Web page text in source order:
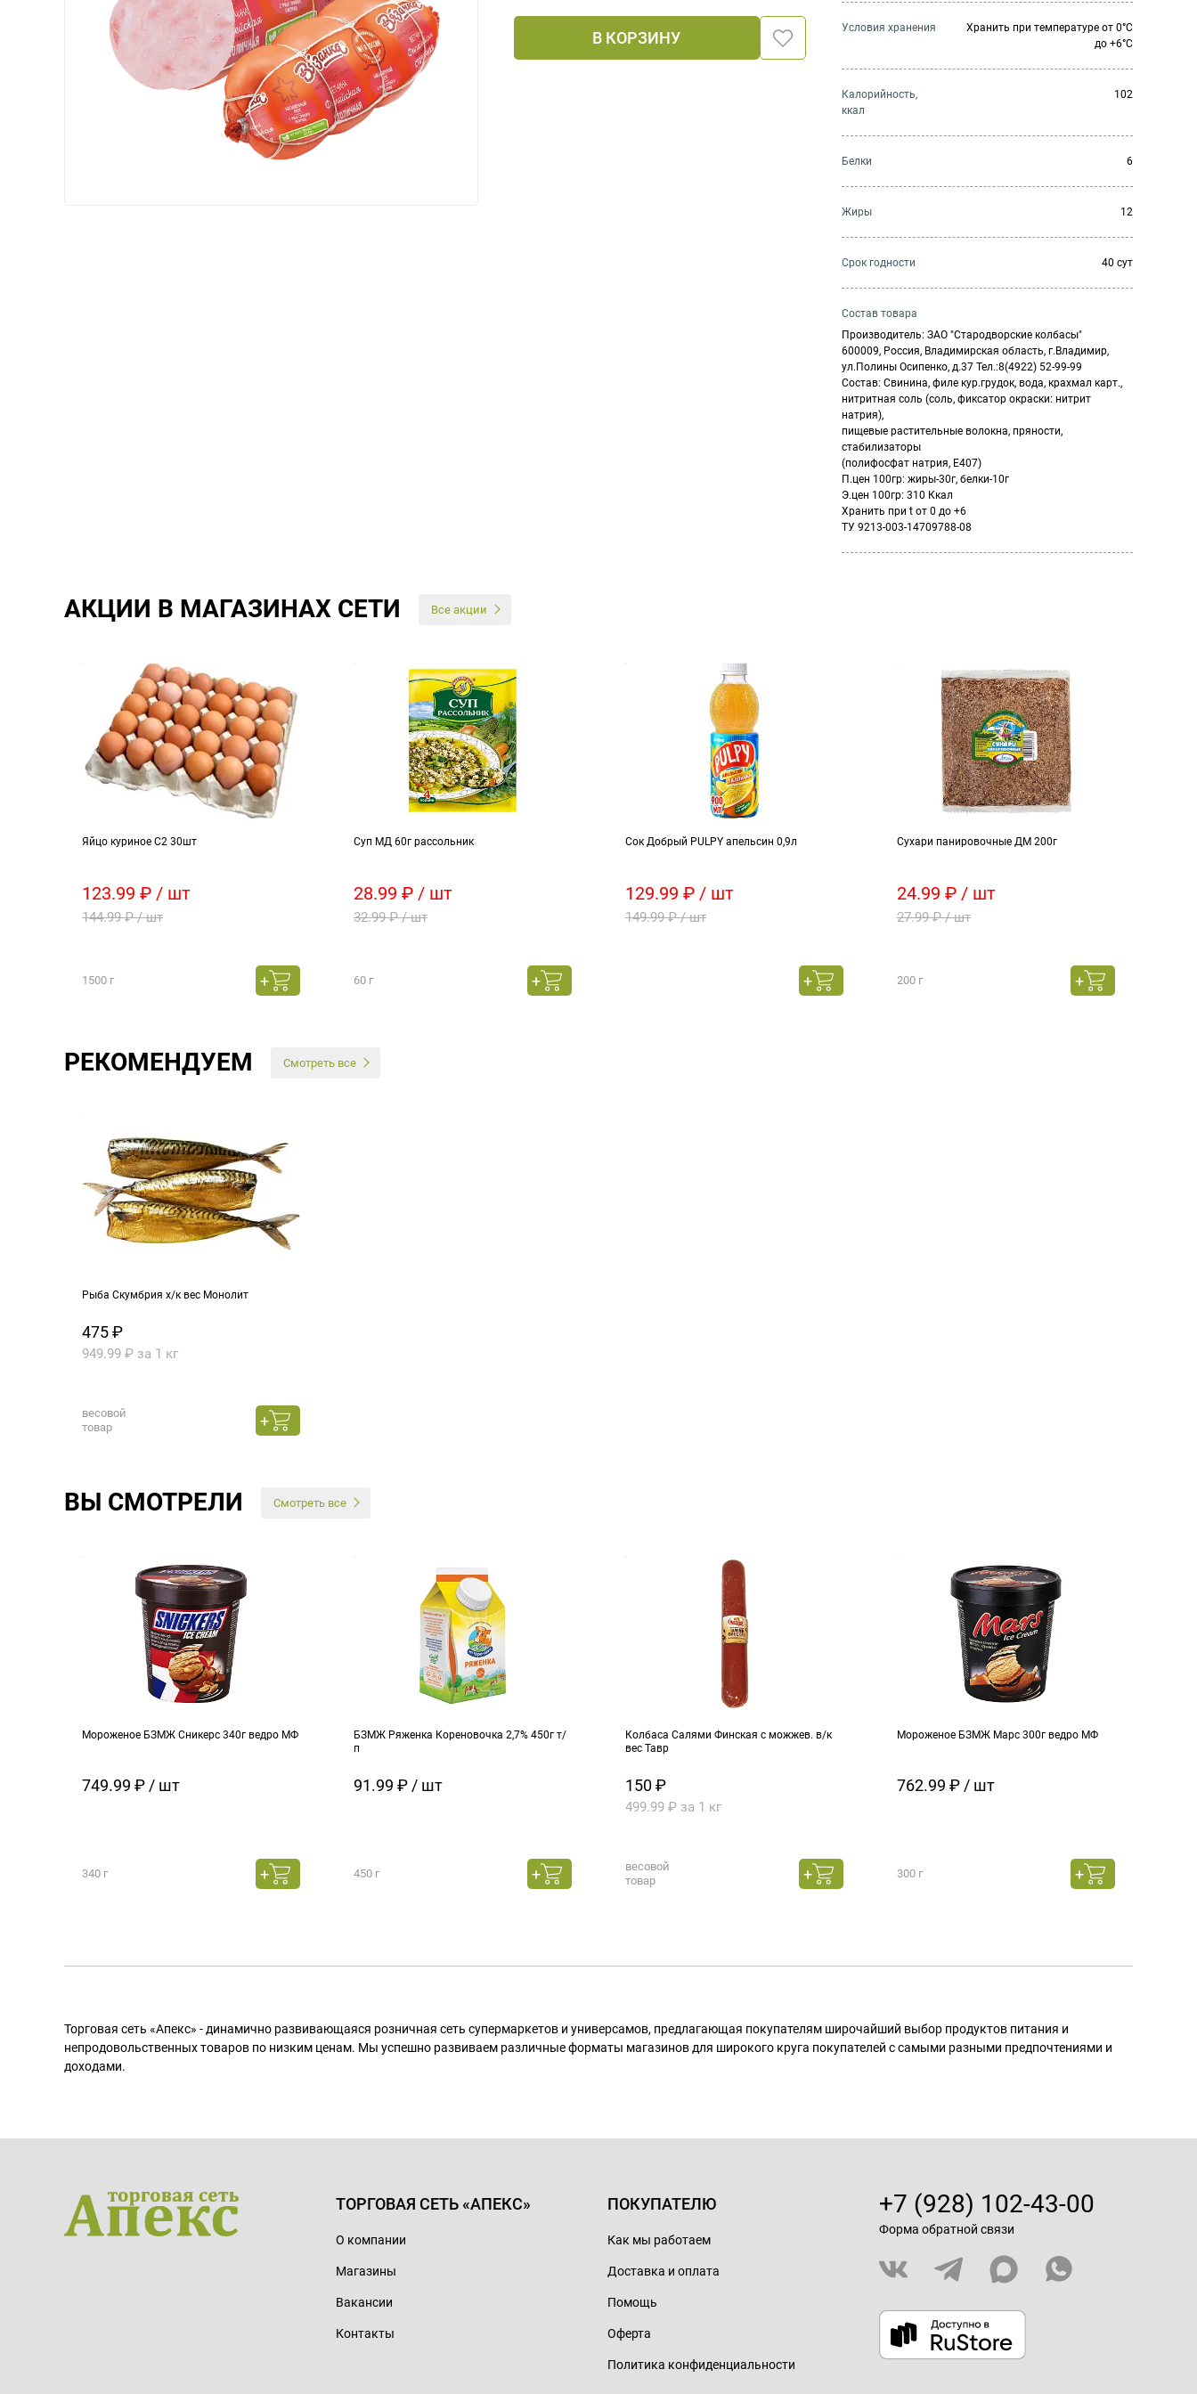
В КОРЗИНУ
Условия хранения
Хранить при температуре от 0°С
до +6°С
Калорийность,
ккал
102
Белки 6
Жиры 12
Cрок годности 40 сут
Состав товара
Производитель: ЗАО "Стародворские колбасы"
600009, Россия, Владимирская область, г.Владимир,
ул.Полины Осипенко, д.37 Тел.:8(4922) 52-99-99
Состав: Свинина, филе кур.грудок, вода, крахмал карт.,
нитритная соль (соль, фиксатор окраски: нитрит
натрия),
пищевые растительные волокна, пряности,
стабилизаторы
(полифосфат натрия, Е407)
П.цен 100гр: жиры-30г, белки-10г
Э.цен 100гр: 310 Ккал
Хранить при t от 0 до +6
ТУ 9213-003-14709788-08
АКЦИИ В МАГАЗИНАХ СЕТИ Все акции
Яйцо куриное С2 30шт
123.99 ₽ / шт
144.99 ₽ / шт
1500 г
Суп МД 60г рассольник
28.99 ₽ / шт
32.99 ₽ / шт
60 г
Сок Добрый PULPY апельсин 0,9л
129.99 ₽ / шт
149.99 ₽ / шт
Сухари панировочные ДМ 200г
24.99 ₽ / шт
27.99 ₽ / шт
200 г
РЕКОМЕНДУЕМ Смотреть все
Рыба Скумбрия х/к вес Монолит
475 ₽
949.99 ₽ за 1 кг
весовой
товар
ВЫ СМОТРЕЛИ Смотреть все
Мороженое БЗМЖ Сникерс 340г ведро МФ
749.99 ₽ / шт
340 г
БЗМЖ Ряженка Кореновочка 2,7% 450г т/
п
91.99 ₽ / шт
450 г
Колбаса Салями Финская с можжев. в/к
вес Тавр
150 ₽
499.99 ₽ за 1 кг
весовой
товар
Мороженое БЗМЖ Марс 300г ведро МФ
762.99 ₽ / шт
300 г
Торговая сеть «Апекс» - динамично развивающаяся розничная сеть супермаркетов и универсамов, предлагающая покупателям широчайший выбор продуктов питания и
непродовольственных товаров по низким ценам. Мы успешно развиваем различные форматы магазинов для широкого круга покупателей с самыми разными предпочтениями и
доходами.
ТОРГОВАЯ СЕТЬ «АПЕКС»
О компании
Магазины
Вакансии
Контакты
ПОКУПАТЕЛЮ
Как мы работаем
Доставка и оплата
Помощь
Оферта
Политика конфиденциальности
+7 (928) 102-43-00
Форма обратной связи